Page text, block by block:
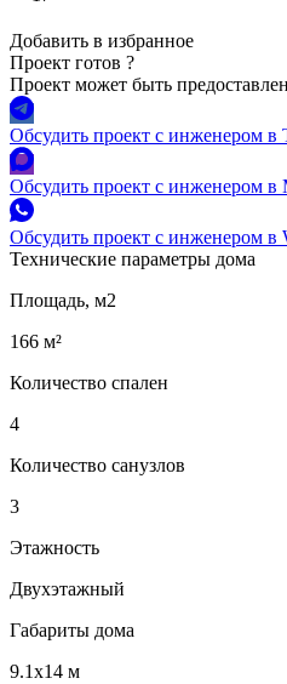
Добавить в избранное
Проект готов ?
Проект может быть
Обсудить проект с инженером в
Обсудить проект с инженером
Обсудить проект с инженером в
Технические параметры дома
Площадь, м2
166 м²
Количество спален
4
Количество санузлов
3
Этажность
Двухэтажный
Габариты дома
9.1х14 м